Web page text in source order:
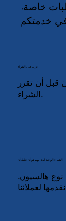
خاصة،
جرب قبل الشراء
قبل أن تقرر
الشراء.
الشيء الوحيد الذي يهم هو أن عليك أن
هالسيون.